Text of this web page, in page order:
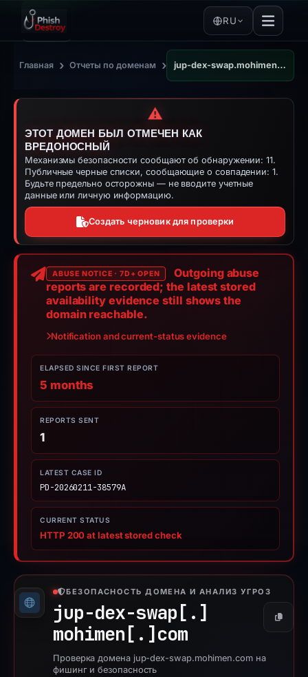
RU
Главная › Отчеты по доменам › jup-dex-swap.mohimen.com
⚠️
ЭТОТ ДОМЕН БЫЛ ОТМЕЧЕН КАК
ВРЕДОНОСНЫЙ
Механизмы безопасности сообщают об обнаружении: 11.
Публичные черные списки, сообщающие о совпадении: 1.
Будьте предельно осторожны — не вводите учетные
данные или личную информацию.
Создать черновик для проверки
ABUSE NOTICE · 7D+ OPEN
Outgoing abuse
reports are recorded; the latest stored
availability evidence still shows the
domain reachable.
Notification and current-status evidence
ELAPSED SINCE FIRST REPORT
5 months
REPORTS SENT
1
LATEST CASE ID
PD-20260211-38579A
CURRENT STATUS
HTTP 200 at latest stored check
БЕЗОПАСНОСТЬ ДОМЕНА И АНАЛИЗ УГРОЗ
jup-dex-swap[.]
mohimen[.] com
Проверка домена jup-dex-swap.mohimen.com на
фишинг и безопасность